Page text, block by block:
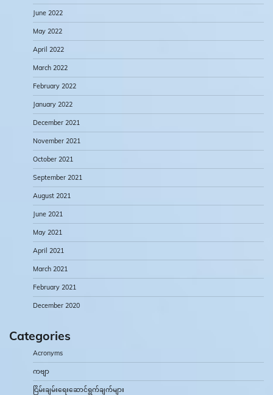
June 2022
May 2022
April 2022
March 2022
February 2022
January 2022
December 2021
November 2021
October 2021
September 2021
August 2021
June 2021
May 2021
April 2021
March 2021
February 2021
December 2020
Categories
Acronyms
ကဗျာ
ငြိမ်းချမ်းရေးဆောင်ရွက်ချက်များ